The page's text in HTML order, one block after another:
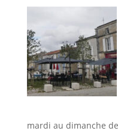
mardi au dimanche